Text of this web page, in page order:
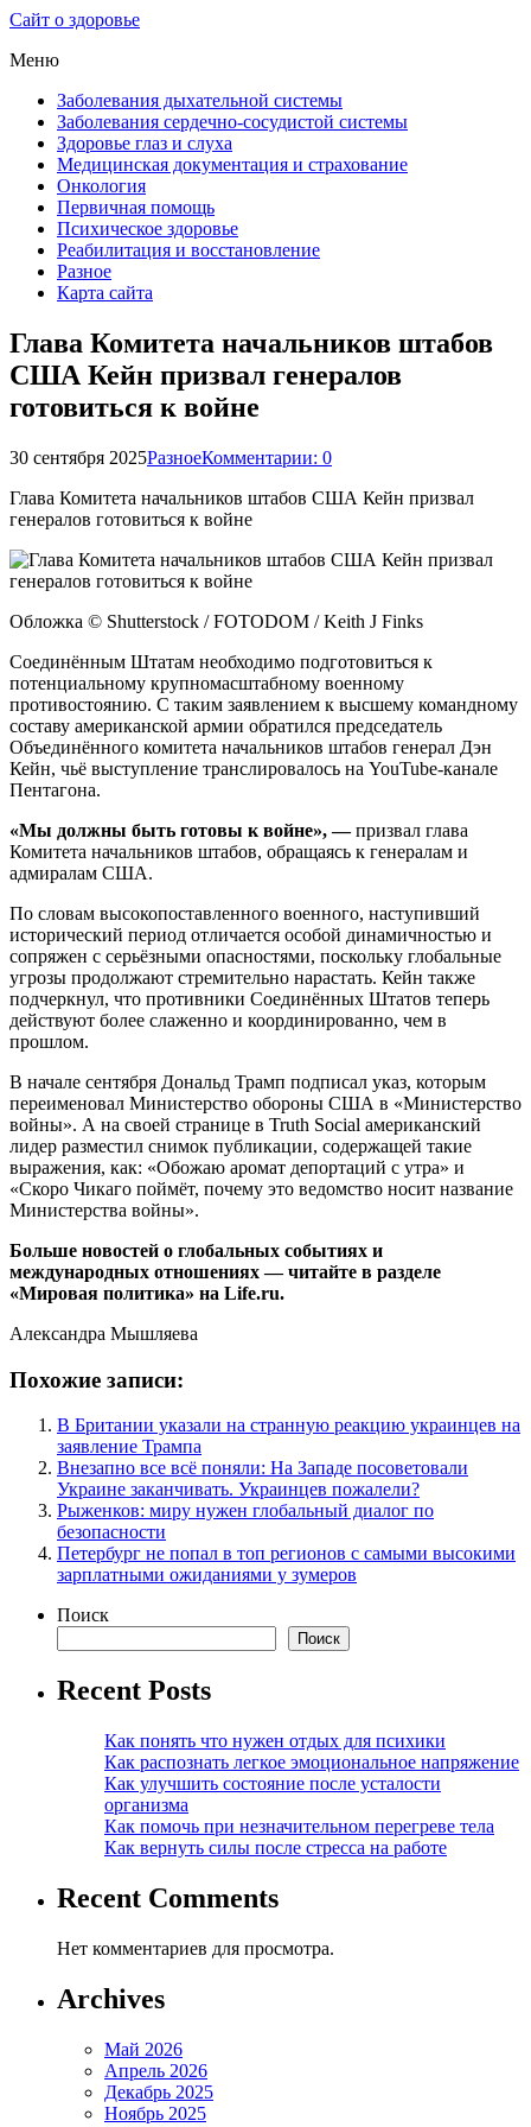
Сайт о здоровье
Меню
Заболевания дыхательной системы
Заболевания сердечно-сосудистой системы
Здоровье глаз и слуха
Медицинская документация и страхование
Онкология
Первичная помощь
Психическое здоровье
Реабилитация и восстановление
Разное
Карта сайта
Глава Комитета начальников штабов
США Кейн призвал генералов
готовиться к войне
30 сентября 2025РазноеКомментарии: 0
Глава Комитета начальников штабов США Кейн призвал
генералов готовиться к войне
Обложка © Shutterstock / FOTODOM / Keith J Finks
Соединённым Штатам необходимо подготовиться к
потенциальному крупномасштабному военному
противостоянию. С таким заявлением к высшему командному
составу американской армии обратился председатель
Объединённого комитета начальников штабов генерал Дэн
Кейн, чьё выступление транслировалось на YouTube-канале
Пентагона.
«Мы должны быть готовы к войне», —призвал глава
Комитета начальников штабов, обращаясь к генералам и
адмиралам США.
По словам высокопоставленного военного, наступивший
исторический период отличается особой динамичностью и
сопряжен с серьёзными опасностями, поскольку глобальные
угрозы продолжают стремительно нарастать. Кейн также
подчеркнул, что противники Соединённых Штатов теперь
действуют более слаженно и координированно, чем в
прошлом.
В начале сентября Дональд Трамп подписал указ, которым
переименовал Министерство обороны США в «Министерство
войны». А на своей странице в Truth Social американский
лидер разместил снимок публикации, содержащей такие
выражения, как: «Обожаю аромат депортаций с утра» и
«Скоро Чикаго поймёт, почему это ведомство носит название
Министерства войны».
Больше новостей о глобальных событиях и
международных отношениях — читайте в разделе
«Мировая политика» на Life.ru.
Александра Мышляева
Похожие записи:
В Британии указали на странную реакцию украинцев на
заявление Трампа
Внезапно все всё поняли: На Западе посоветовали
Украине заканчивать. Украинцев пожалели?
Рыженков: миру нужен глобальный диалог по
безопасности
Петербург не попал в топ регионов с самыми высокими
зарплатными ожиданиями у зумеров
Поиск
Поиск
Recent Posts
Как понять что нужен отдых для психики
Как распознать легкое эмоциональное напряжение
Как улучшить состояние после усталости
организма
Как помочь при незначительном перегреве тела
Как вернуть силы после стресса на работе
Recent Comments
Нет комментариев для просмотра.
Archives
Май 2026
Апрель 2026
Декабрь 2025
Ноябрь 2025